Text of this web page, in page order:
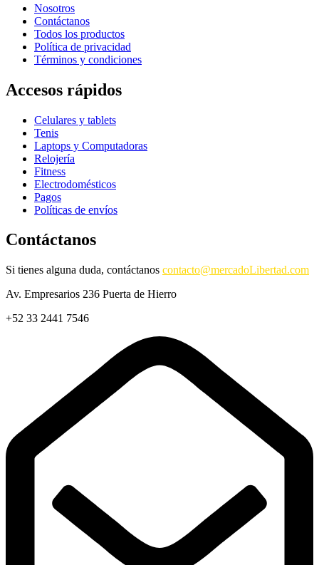
Nosotros
Contáctanos
Todos los productos
Política de privacidad
Términos y condiciones
Accesos rápidos
Celulares y tablets
Tenis
Laptops y Computadoras
Relojería
Fitness
Electrodomésticos
Pagos
Políticas de envíos
Contáctanos
Si tienes alguna duda, contáctanos contacto@mercadoLibertad.com
Av. Empresarios 236 Puerta de Hierro
+52 33 2441 7546